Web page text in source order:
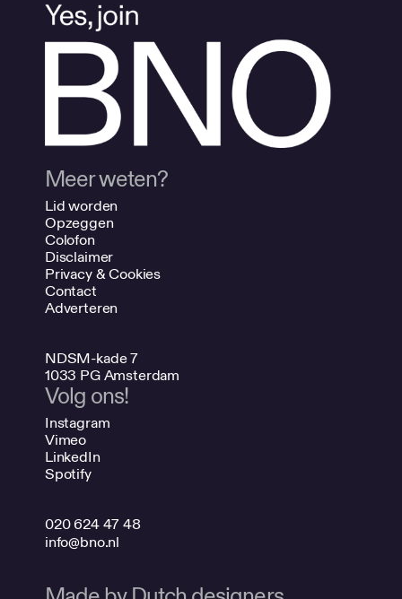
Meer weten?
Lid worden
Opzeggen
Colofon
Disclaimer
Privacy & Cookies
Contact
Adverteren
NDSM-kade 7
1033 PG Amsterdam
Volg ons!
Instagram
Vimeo
LinkedIn
Spotify
020 624 47 48
info@bno.nl